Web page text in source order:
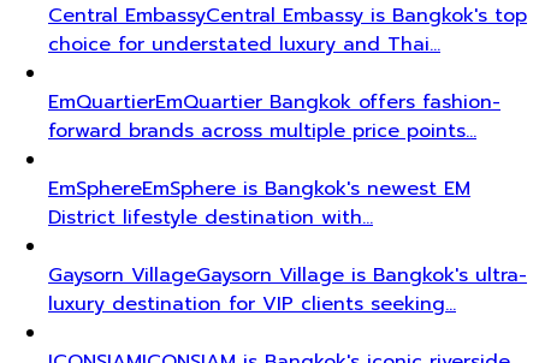
Central EmbassyCentral Embassy is Bangkok's top
choice for understated luxury and Thai…
EmQuartierEmQuartier Bangkok offers fashion-
forward brands across multiple price points…
EmSphereEmSphere is Bangkok's newest EM
District lifestyle destination with…
Gaysorn VillageGaysorn Village is Bangkok's ultra-
luxury destination for VIP clients seeking…